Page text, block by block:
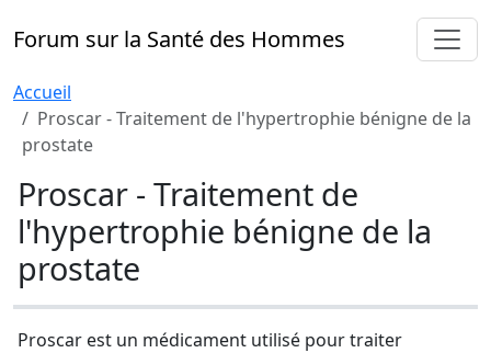
Forum sur la Santé des Hommes
Accueil
Proscar - Traitement de l'hypertrophie bénigne de la
prostate
Proscar - Traitement de
l'hypertrophie bénigne de la
prostate
Proscar est un médicament utilisé pour traiter